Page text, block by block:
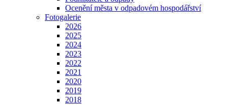
Ocenění města v odpadovém hospodářství
Fotogalerie
2026
2025
2024
2023
2022
2021
2020
2019
2018